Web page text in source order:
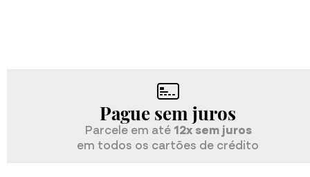
Pague sem juros
Parcele em até 12x sem juros
em todos os cartões de crédito